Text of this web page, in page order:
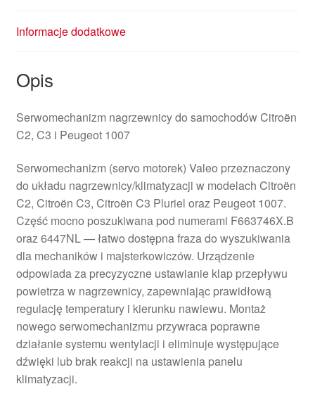
Informacje dodatkowe
Opis
Serwomechanizm nagrzewnicy do samochodów Citroën
C2, C3 i Peugeot 1007
Serwomechanizm (servo motorek) Valeo przeznaczony
do układu nagrzewnicy/klimatyzacji w modelach Citroën
C2, Citroën C3, Citroën C3 Pluriel oraz Peugeot 1007.
Część mocno poszukiwana pod numerami F663746X.B
oraz 6447NL — łatwo dostępna fraza do wyszukiwania
dla mechaników i majsterkowiczów. Urządzenie
odpowiada za precyzyczne ustawianie klap przepływu
powietrza w nagrzewnicy, zapewniając prawidłową
regulację temperatury i kierunku nawiewu. Montaż
nowego serwomechanizmu przywraca poprawne
działanie systemu wentylacji i eliminuje występujące
dźwięki lub brak reakcji na ustawienia panelu
klimatyzacji.